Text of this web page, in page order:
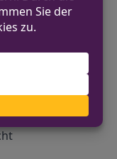
mit!
Redaktion im